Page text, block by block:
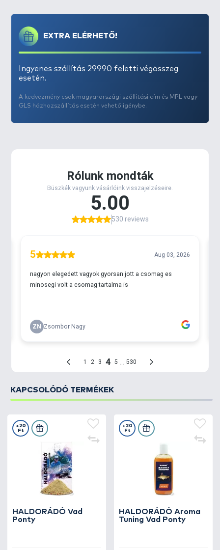
EXTRA ELÉRHETŐ!
Ingyenes szállítás 29990 feletti végösszeg
esetén.
A kedvezmény csak magyarországi szállítási cím és MPL vagy
GLS házhozszállítás esetén vehető igénybe.
KAPCSOLÓDÓ TERMÉKEK
HALDORÁDÓ Vad
Ponty
+20
Ft
HALDORÁDÓ Aroma
Tuning Vad Ponty
+20
Ft